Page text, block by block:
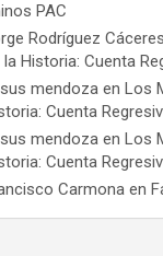
PAC
Rodríguez Cáceres
la Historia: Cuenta
mendoza enLos
Cuenta
mendoza enLos
Cuenta
Carmona en